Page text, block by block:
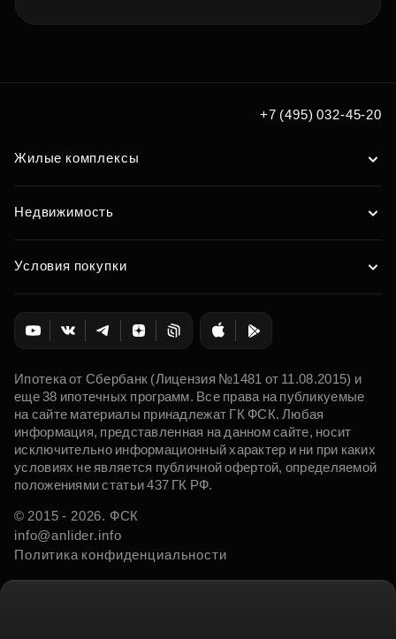
+7 (495) 032-45-20
Жилые комплексы
Недвижимость
Условия покупки
Ипотека от Сбербанк (Лицензия №1481 от 11.08.2015) и
еще 38 ипотечных программ. Все права на публикуемые
на сайте материалы принадлежат ГК ФСК. Любая
информация, представленная на данном сайте, носит
исключительно информационный характер и ни при каких
условиях не является публичной офертой, определяемой
положениями статьи 437 ГК РФ.
© 2015 - 2026. ФСК
info@anlider.info
Политика конфиденциальности